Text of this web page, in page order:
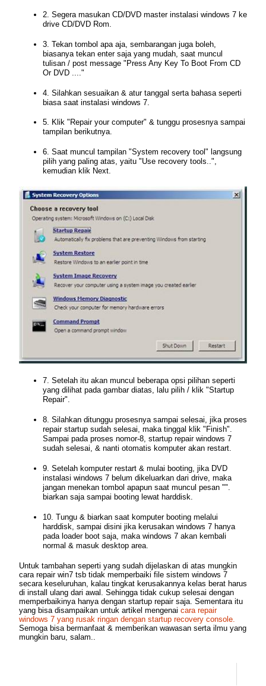
2. Segera masukan CD/DVD master instalasi windows 7 ke
drive CD/DVD Rom.
3. Tekan tombol apa aja, sembarangan juga boleh,
biasanya tekan enter saja yang mudah, saat muncul
tulisan / post message "Press Any Key To Boot From CD
Or DVD ...."
4. Silahkan sesuaikan & atur tanggal serta bahasa seperti
biasa saat instalasi windows 7.
5. Klik "Repair your computer" & tunggu prosesnya sampai
tampilan berikutnya.
6. Saat muncul tampilan "System recovery tool" langsung
pilih yang paling atas, yaitu "Use recovery tools..",
kemudian klik Next.
7. Setelah itu akan muncul beberapa opsi pilihan seperti
yang dilihat pada gambar diatas, lalu pilih / klik "Startup
Repair".
8. Silahkan ditunggu prosesnya sampai selesai, jika proses
repair startup sudah selesai, maka tinggal klik "Finish".
Sampai pada proses nomor-8, startup repair windows 7
sudah selesai, & nanti otomatis komputer akan restart.
9. Setelah komputer restart & mulai booting, jika DVD
instalasi windows 7 belum dikeluarkan dari drive, maka
jangan menekan tombol apapun saat muncul pesan "".
biarkan saja sampai booting lewat harddisk.
10. Tungu & biarkan saat komputer booting melalui
harddisk, sampai disini jika kerusakan windows 7 hanya
pada loader boot saja, maka windows 7 akan kembali
normal & masuk desktop area.
Untuk tambahan seperti yang sudah dijelaskan di atas mungkin
cara repair win7 tsb tidak memperbaiki file sistem windows 7
secara keseluruhan, kalau tingkat kerusakannya kelas berat harus
di install ulang dari awal. Sehingga tidak cukup selesai dengan
memperbaikinya hanya dengan startup repair saja. Sementara itu
yang bisa disampaikan untuk artikel mengenai cara repair
windows 7 yang rusak ringan dengan startup recovery console.
Semoga bisa bermanfaat & memberikan wawasan serta ilmu yang
mungkin baru, salam..